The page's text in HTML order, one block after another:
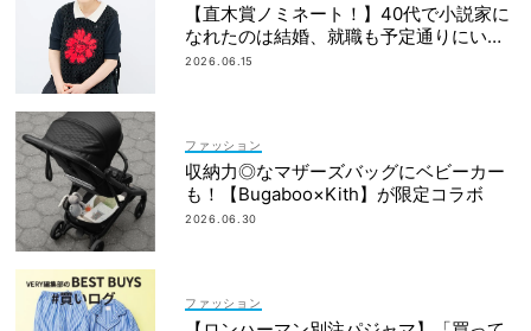
【直木賞ノミネート！】40代で小説家に
なれたのは結婚、就職も予定通りにいか
なかったから｜朝倉かすみさん
2026.06.15
ファッション
収納力◎なマザーズバッグにベビーカー
も！【Bugaboo×Kith】が限定コラボ
2026.06.30
ファッション